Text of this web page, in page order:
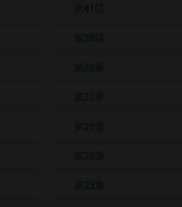
第41話
第38话
第35章
第32章
第29章
第26章
第23章